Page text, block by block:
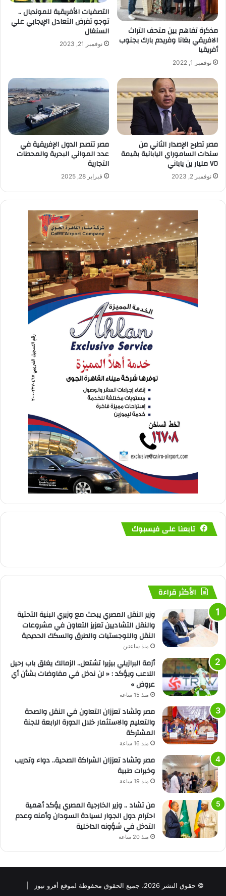
مذكرة تفاهم بين متحف التراث
الافريقي بغانا وفريدم بارك بجنوب
أفريقيا
نوفمبر 1, 2022
التصفيات الأفريقية للمونديال ..
توجو تفرض التعادل الإيجابي علي
السنغال
نوفمبر 21, 2023
مصر تطرح الإصدار الثاني من
سندات الساموراي اليابانية بقيمة
٧٥ مليار ين ياباني
نوفمبر 2, 2023
مصر تتصدر الدول الإفريقية في
عدد المواني البحرية والمحطات
التجارية
فبراير 28, 2025
تابعنا على فيسبوك
الأكثر قراءة
وزير النقل المصري يبحث مع وزيري البنية التحتية
والنقل التشاديين تعزيز التعاون في مشروعات
النقل واللوجستيات والطرق والسكك الحديدية
منذ ساعتين
أزمة البرازيلي بيزيرا تشتعل.. الزمالك يغلق باب رحيل
اللاعب ويؤكد : « لن ندخل في مفاوضات بشأن أي
عروض »
منذ 15 ساعة
مصر وتشاد تعززان التعاون في النقل والصحة
والتعليم والاستثمار خلال الدورة الرابعة للجنة
المشتركة
منذ 16 ساعة
مصر وتشاد تعززان الشراكة الصحية.. دواء وتدريب
وخبرات طبية
منذ 19 ساعة
من تشاد .. وزير الخارجية المصري يؤكد أهمية
احترام دول الجوار لسيادة السودان وأمنه وعدم
التدخل في شؤونه الداخلية
منذ 20 ساعة
© حقوق النشر 2026، جميع الحقوق محفوظة لموقع أفرو نيوز |